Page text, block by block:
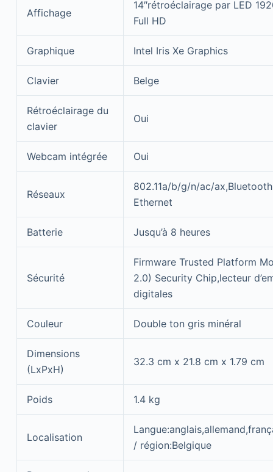
Affichage
14″rétroéclairage par LED
Full HD
Graphique Intel Iris Xe Graphics
Clavier Belge
Rétroéclairage du
clavier
Oui
Webcam intégrée Oui
Réseaux
802.11a/b/g/n/ac/
Ethernet
Batterie Jusqu’à 8 heures
Sécurité
Firmware Trusted Platform
2.0) Security Chip,lecteur
digitales
Couleur Double ton gris minéral
Dimensions
(LxPxH)
32.3 cm x 21.8 cm x 1.79 cm
Poids 1.4 kg
Localisation
/ région:Belgique